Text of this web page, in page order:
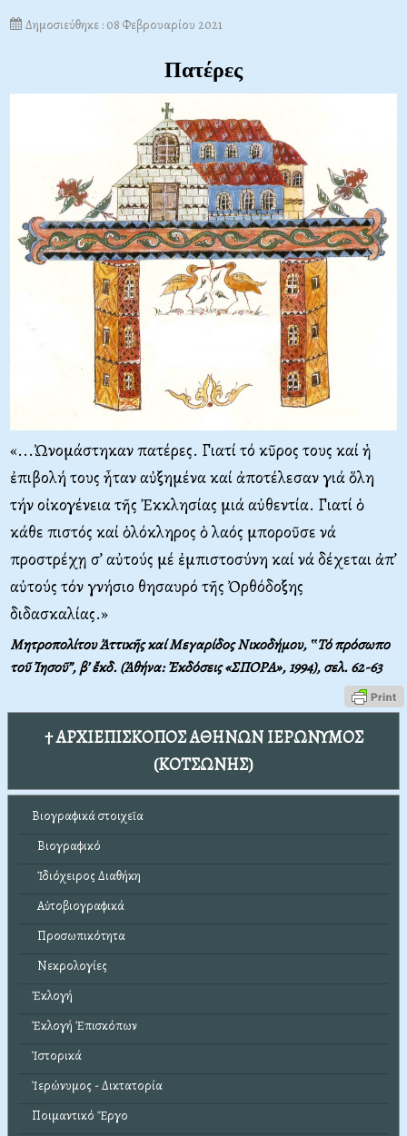
Δημοσιεύθηκε : 08 Φεβρουαρίου 2021
Πατέρες
«...Ὠνομάστηκαν πατέρες. Γιατί τό κῦρος τους καί ἡ
ἐπιβολή τους ἦταν αὐξημένα καί ἀποτέλεσαν γιά ὅλη
τήν οἰκογένεια τῆς Ἐκκλησίας μιά αὐθεντία. Γιατί ὁ
κάθε πιστός καί ὁλόκληρος ὁ λαός μποροῦσε νά
προστρέχῃ σ’ αὐτούς μέ ἐμπιστοσύνη καί νά δέχεται ἀπ’
αὐτούς τόν γνήσιο θησαυρό τῆς Ὀρθόδοξης
διδασκαλίας.»
Μητροπολίτου Ἀττικῆς καί Μεγαρίδος Νικοδήμου, ‟Τό πρόσωπο
τοῦ Ἰησοῦ”, β’ ἔκδ. (Ἀθήνα: Ἐκδόσεις «ΣΠΟΡΑ», 1994), σελ.62-63
† ΑΡΧΙΕΠΙΣΚΟΠΟΣ ΑΘΗΝΩΝ ΙΕΡΩΝΥΜΟΣ
(ΚΟΤΣΩΝΗΣ)
Βιογραφικά στοιχεῖα
Βιογραφικό
Ἰδιόχειρος Διαθήκη
Αὐτοβιογραφικά
Προσωπικότητα
Νεκρολογίες
Ἐκλογή
Ἐκλογή Ἐπισκόπων
Ἱστορικά
Ἱερώνυμος - Δικτατορία
Ποιμαντικό Ἔργο